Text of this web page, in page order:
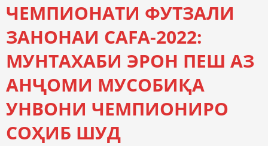
ЧЕМПИОНАТИ ФУТЗАЛИ
ЗАНОНАИ CAFA-2022:
МУНТАХАБИ ЭРОН ПЕШ АЗ
АНҶОМИ МУСОБИҚА
УНВОНИ ЧЕМПИОНИРО
СОҲИБ ШУД